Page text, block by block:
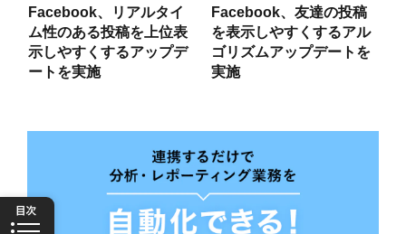
Facebook、リアルタイ
ム性のある投稿を上位表
示しやすくするアップデ
ートを実施
Facebook、友達の投稿
を表示しやすくするアル
ゴリズムアップデートを
実施